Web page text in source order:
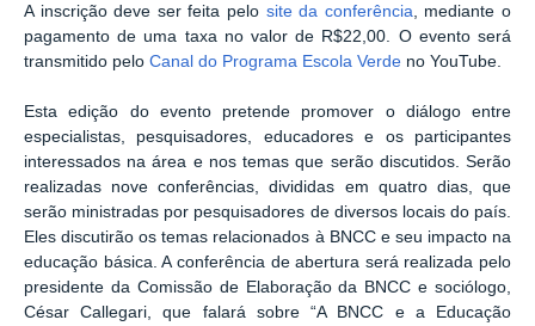
A inscrição deve ser feita pelo site da conferência, mediante o
pagamento de uma taxa no valor de R$22,00. O evento será
transmitido pelo Canal do Programa Escola Verde no YouTube.
Esta edição do evento pretende promover o diálogo entre
especialistas, pesquisadores, educadores e os participantes
interessados na área e nos temas que serão discutidos. Serão
realizadas nove conferências, divididas em quatro dias, que
serão ministradas por pesquisadores de diversos locais do país.
Eles discutirão os temas relacionados à BNCC e seu impacto na
educação básica. A conferência de abertura será realizada pelo
presidente da Comissão de Elaboração da BNCC e sociólogo,
César Callegari, que falará sobre “A BNCC e a Educação